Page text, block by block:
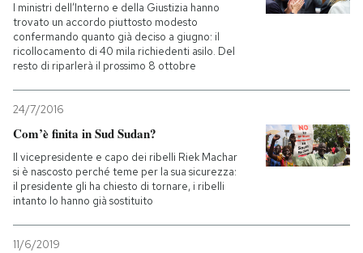
PODCAST
NEWSLETTER
SHOP
CALENDARIO
I ministri dell’Interno e della Giustizia hanno
trovato un accordo piuttosto modesto
confermando quanto già deciso a giugno: il
ricollocamento di 40 mila richiedenti asilo. Del
resto di riparlerà il prossimo 8 ottobre
24/7/2016
Com’è finita in Sud Sudan?
Il vicepresidente e capo dei ribelli Riek Machar
si è nascosto perché teme per la sua sicurezza:
il presidente gli ha chiesto di tornare, i ribelli
intanto lo hanno già sostituito
11/6/2019